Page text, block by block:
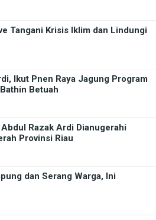
Tangani Krisis Iklim dan Lindungi
Ikut Pnen Raya Jagung Program
Betuah
Razak Ardi Dianugerahi
Provinsi Riau
dan Serang Warga, Ini